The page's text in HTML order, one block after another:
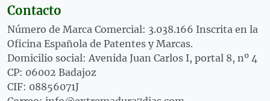
Contacto
Número de Marca Comercial: 3.038.166 Inscrita en la
Oficina Española de Patentes y Marcas.
Domicilio social: Avenida Juan Carlos I, portal 8, nº 4
CP: 06002 Badajoz
CIF: 08856071J